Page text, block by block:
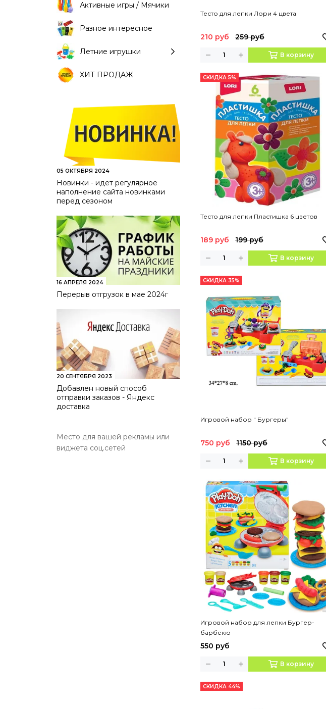
Активные игры / Мячики
Разное интересное
Летние игрушки
ХИТ ПРОДАЖ
05 ОКТЯБРЯ 2024
Новинки - идет регулярное
наполнение сайта новинками
перед сезоном
16 АПРЕЛЯ 2024
Перерыв отгрузок в мае 2024г
20 СЕНТЯБРЯ 2023
Добавлен новый способ
отправки заказов - Яндекс
доставка
Место для вашей рекламы или
виджета соц.сетей
Тесто для лепки Лори 4 цвета
210 руб 259 руб
В корзину
СКИДКА 5%
Тесто для лепки Пластишка 6 цветов
189 руб 199 руб
В корзину
СКИДКА 35%
Игровой набор " Бургеры"
750 руб 1150 руб
В корзину
Игровой набор для лепки Бургер-
барбекю
550 руб
В корзину
СКИДКА 44%